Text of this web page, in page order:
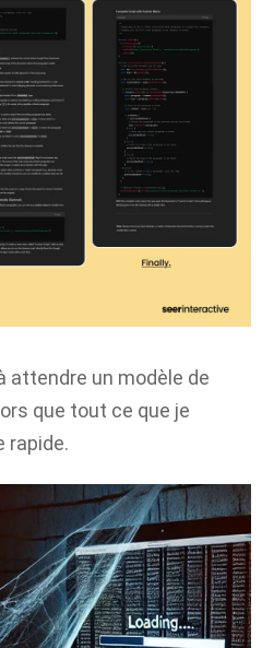
attendre un modèle de
que tout ce que je
rapide.